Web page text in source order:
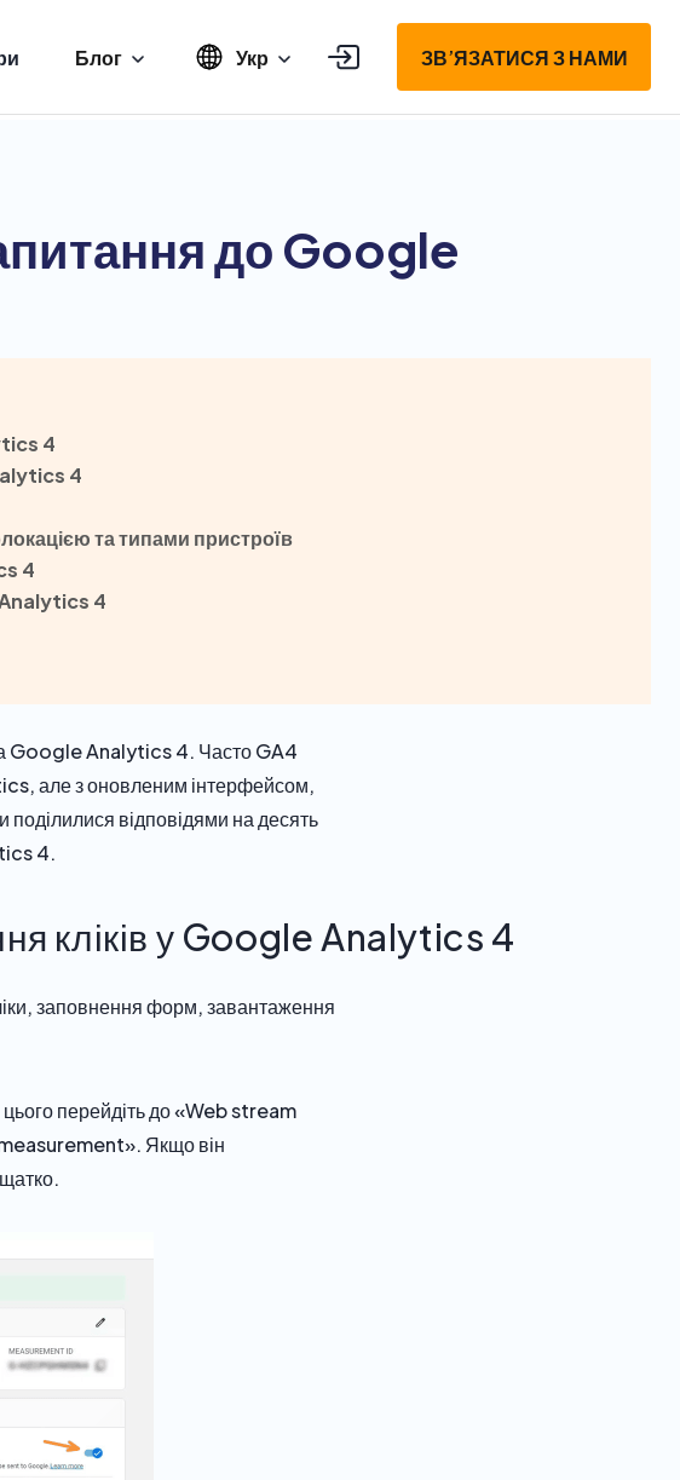
Блог Укр ЗВ’ЯЗАТИСЯ З НАМИ
до Google
4
4
та типами пристроїв
4
4
на Google Analytics 4. Часто GA4
але з оновленим інтерфейсом,
поділилися відповідями на десять
4.
кліків у Google Analytics 4
заповнення форм, завантаження
перейдіть до «Web stream
Якщо він